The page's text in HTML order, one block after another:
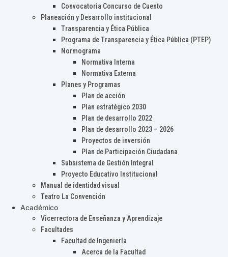
Convocatoria Concurso de Cuento
Planeación y Desarrollo institucional
Transparencia y Ética Pública
Programa de Transparencia y Ética Pública (PTEP)
Normograma
Normativa Interna
Normativa Externa
Planes y Programas
Plan de acción
Plan estratégico 2030
Plan de desarrollo 2022
Plan de desarrollo 2023 – 2026
Proyectos de inversión
Plan de Participación Ciudadana
Subsistema de Gestión Integral
Proyecto Educativo Institucional
Manual de identidad visual
Teatro La Convención
Académico
Vicerrectora de Enseñanza y Aprendizaje
Facultades
Facultad de Ingeniería
Acerca de la Facultad